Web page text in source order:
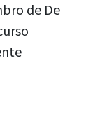
de De